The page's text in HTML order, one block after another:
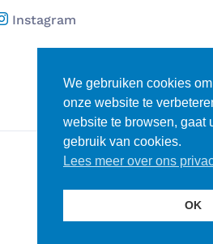
Instagram
We gebruiken cookies
onze website te
website te browsen, gaat
gebruik van cookies.
Lees meer over ons
OK